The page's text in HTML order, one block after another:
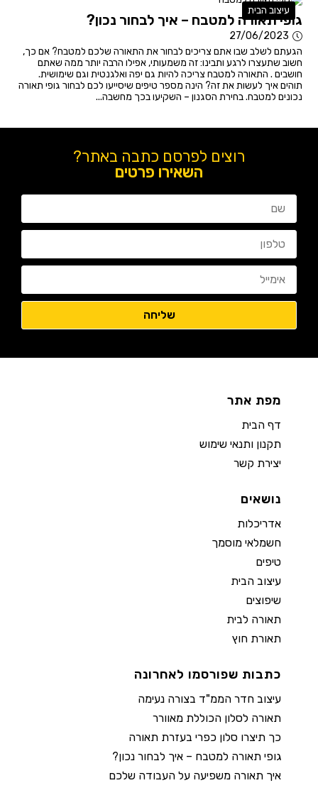
עיצוב הבית
גופי תאורה למטבח – איך לבחור נכון?
27/06/2023
הגעתם לשלב שבו אתם צריכים לבחור את התאורה שלכם למטבח? אם כך,
חשוב שתעצרו לרגע ותבינו: זה משמעותי, אפילו הרבה יותר ממה שאתם
חושבים . התאורה למטבח צריכה להיות גם יפה ואלגנטית וגם שימושית.
תוהים איך לעשות את זה? הינה מספר טיפים שיסייעו לכם לבחור גופי תאורה
נכונים למטבח. בחירת הסגנון – השקיעו בכך מחשבה...
רוצים לפרסם כתבה באתר?
השאירו פרטים
מפת אתר
דף הבית
תקנון ותנאי שימוש
יצירת קשר
נושאים
אדריכלות
חשמלאי מוסמך
טיפים
עיצוב הבית
שיפוצים
תאורה לבית
תאורת חוץ
כתבות שפורסמו לאחרונה
עיצוב חדר הממ"ד בצורה נעימה
תאורה לסלון הכוללת מאוורר
כך תיצרו סלון כפרי בעזרת תאורה
גופי תאורה למטבח – איך לבחור נכון?
איך תאורה משפיעה על העבודה שלכם